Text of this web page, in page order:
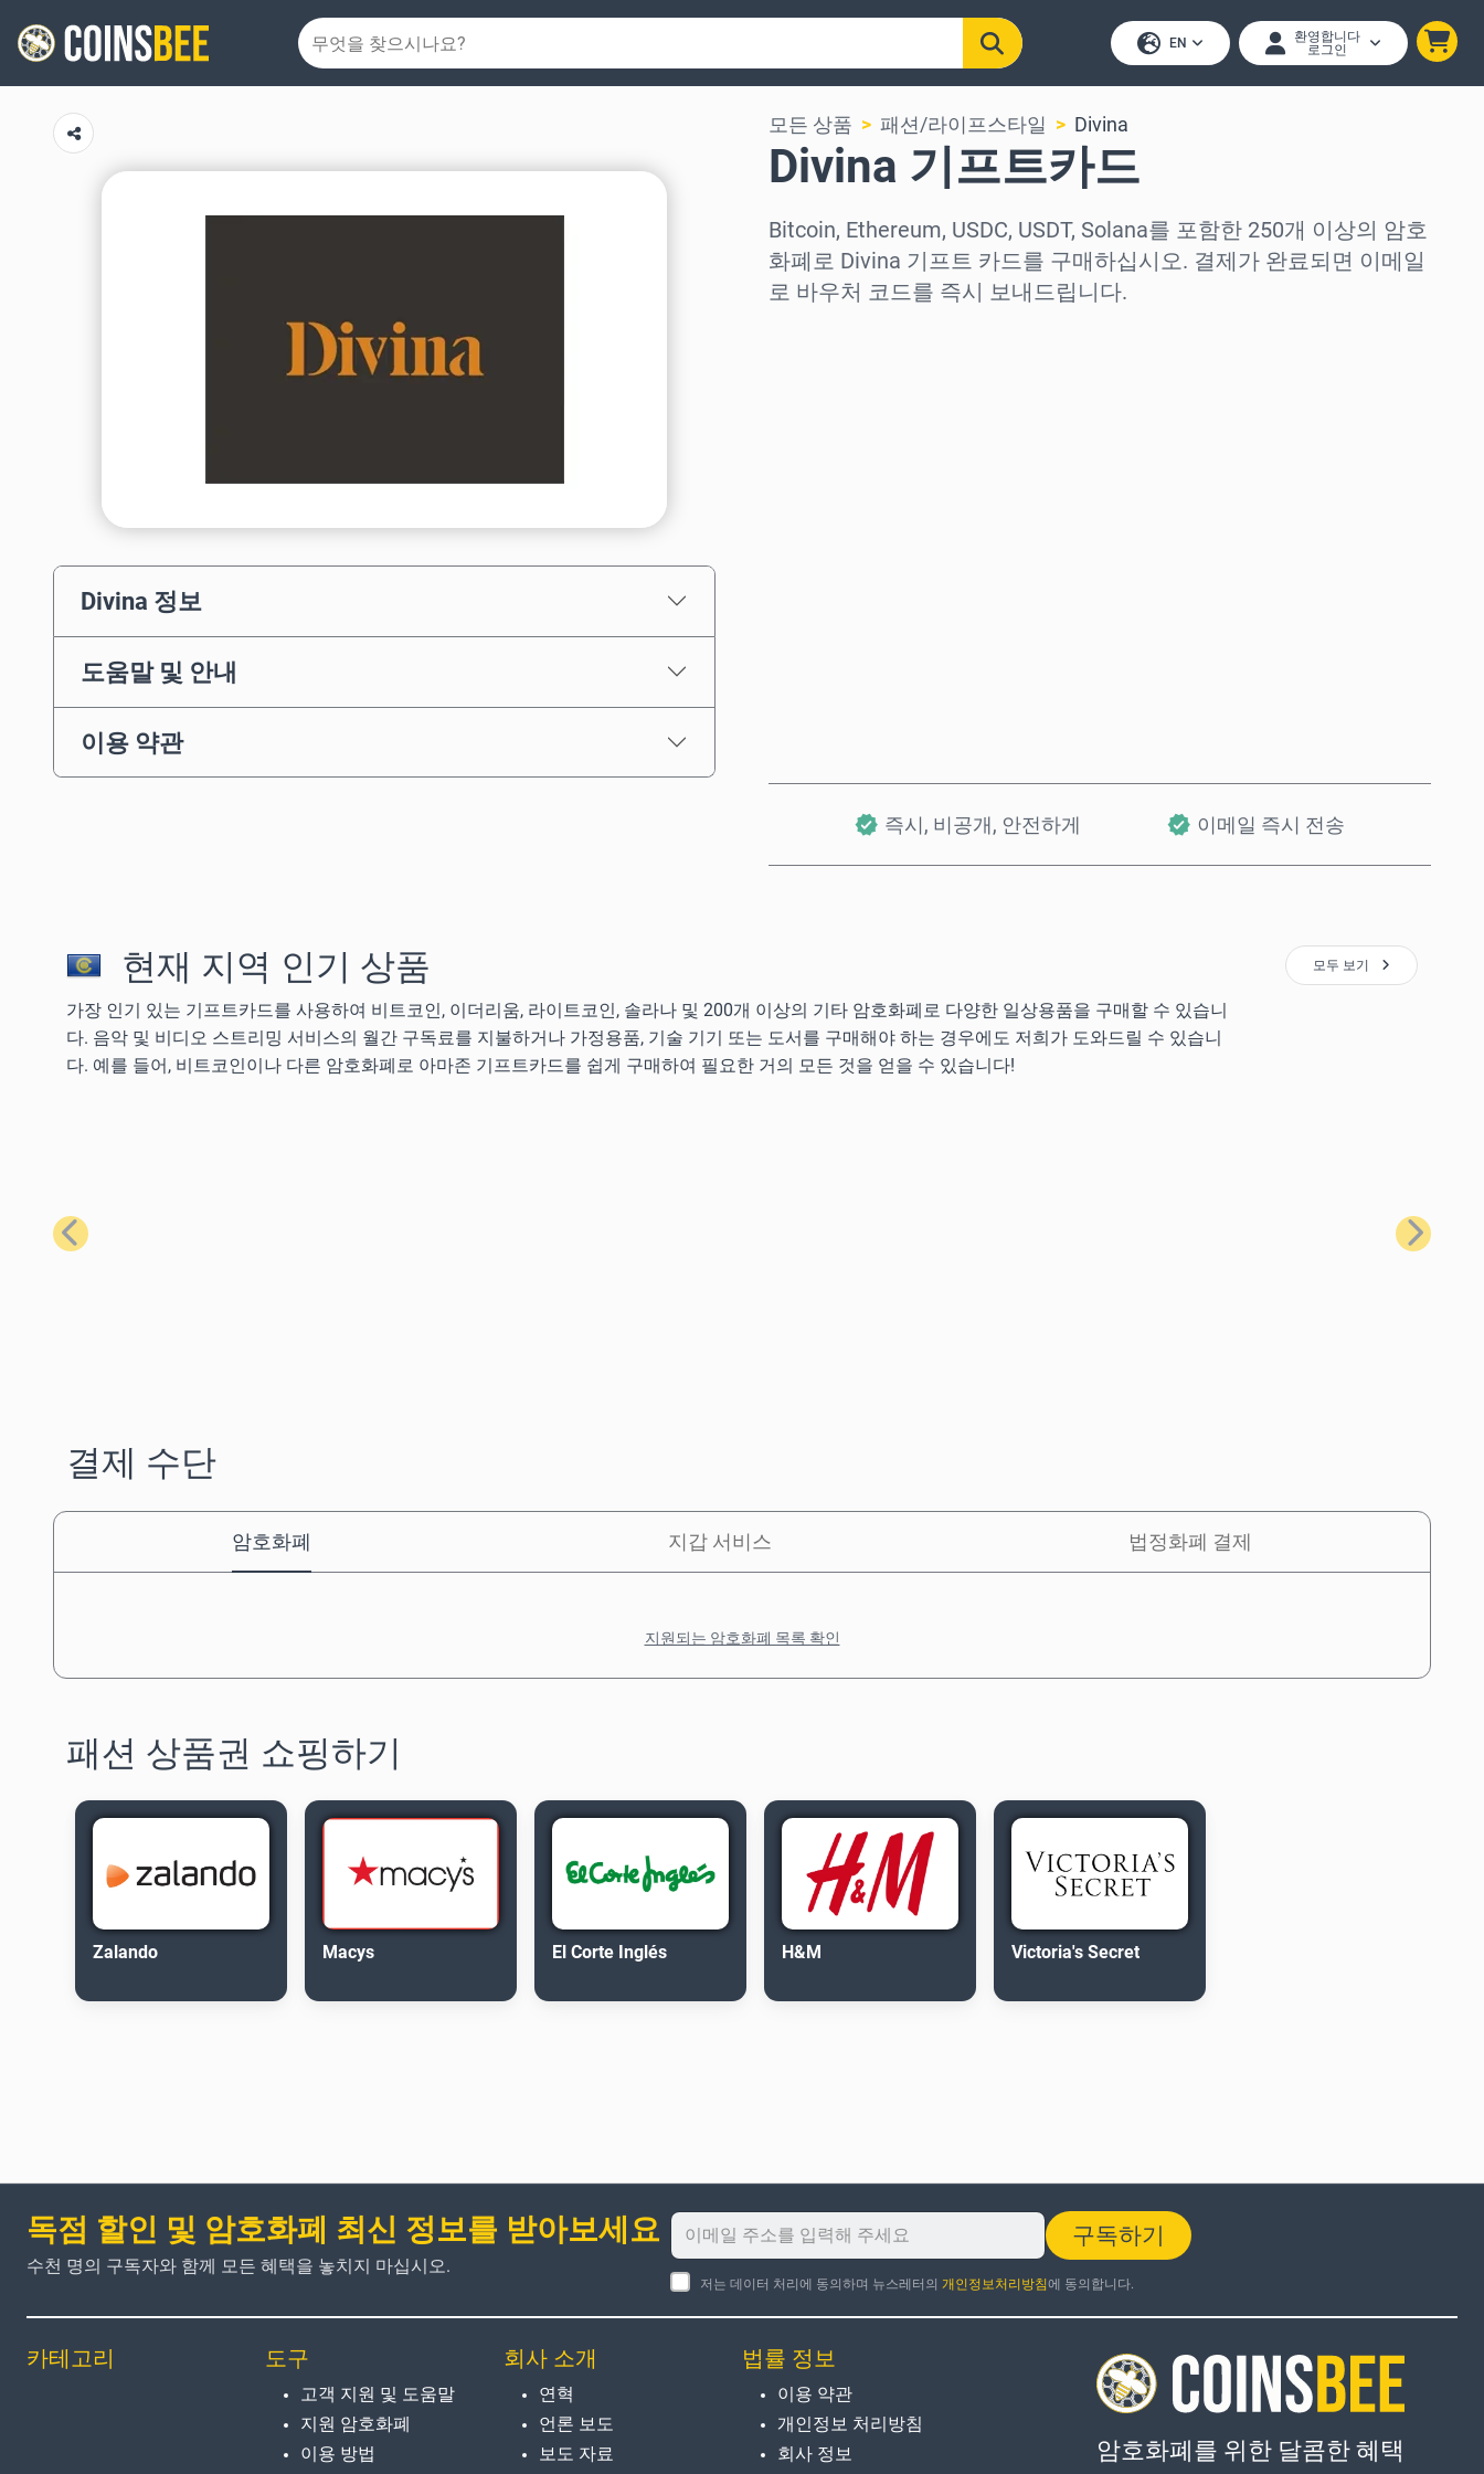
EN
환영합니다
로그인
Divina 정보
도움말 및 안내
이용 약관
모든 상품 패션/라이프스타일 Divina
Divina 기프트카드
Bitcoin, Ethereum, USDC, USDT, Solana를 포함한 250개 이상의 암호
화폐로 Divina 기프트 카드를 구매하십시오. 결제가 완료되면 이메일
로 바우처 코드를 즉시 보내드립니다.
즉시, 비공개, 안전하게 이메일 즉시 전송
현재 지역 인기 상품
가장 인기 있는 기프트카드를 사용하여 비트코인, 이더리움, 라이트코인, 솔라나 및 200개 이상의 기타 암호화폐로 다양한 일상용품을 구매할 수 있습니
다. 음악 및 비디오 스트리밍 서비스의 월간 구독료를 지불하거나 가정용품, 기술 기기 또는 도서를 구매해야 하는 경우에도 저희가 도와드릴 수 있습니
다. 예를 들어, 비트코인이나 다른 암호화폐로 아마존 기프트카드를 쉽게 구매하여 필요한 거의 모든 것을 얻을 수 있습니다!
모두 보기
이전 다음
결제 수단
암호화폐 지갑 서비스 법정화폐 결제
지원되는 암호화폐 목록 확인
패션 상품권 쇼핑하기
Zalando Macys El Corte Inglés H&M Victoria's Secret
독점 할인 및 암호화폐 최신 정보를 받아보세요
수천 명의 구독자와 함께 모든 혜택을 놓치지 마십시오.
구독하기
저는 데이터 처리에 동의하며 뉴스레터의 개인정보처리방침에 동의합니다.
카테고리 도구
고객 지원 및 도움말
지원 암호화폐
이용 방법
회사 소개
연혁
언론 보도
보도 자료
법률 정보
이용 약관
개인정보 처리방침
회사 정보
암호화폐를 위한 달콤한 혜택